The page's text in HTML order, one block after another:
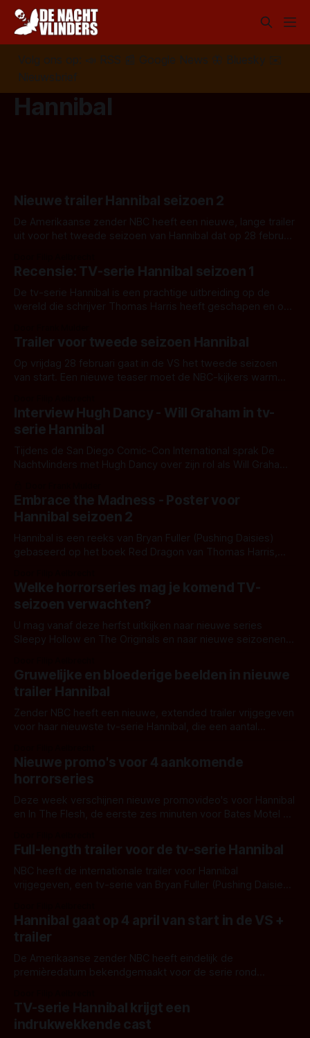
Volg ons op: 📣 RSS 📰 Google News 🦋 Bluesky
✉️
Nieuwsbrief
Hannibal
Nieuwe trailer Hannibal seizoen 2
De Amerikaanse zender NBC heeft een nieuwe, lange trailer
uit voor het tweede seizoen van Hannibal dat op 28 februari
Recensie: TV-serie Hannibal seizoen 1
De tv-serie Hannibal is een prachtige uitbreiding op de
wereld die schrijver Thomas Harris heeft geschapen en ook
Hannibal is CSI voor horrorliefhebbers.
Trailer voor tweede seizoen Hannibal
Op vrijdag 28 februari gaat in de VS het tweede seizoen
van start. Een nieuwe teaser moet de NBC-kijkers warm
Interview Hugh Dancy - Will Graham in tv-
serie Hannibal
Tijdens de San Diego Comic-Con International sprak De
Nachtvlinders met Hugh Dancy over zijn rol als Will Graham
Embrace the Madness - Poster voor
Hannibal seizoen 2
Hannibal is een reeks van Bryan Fuller (Pushing Daisies)
gebaseerd op het boek Red Dragon van Thomas Harris,
Welke horrorseries mag je komend TV-
seizoen verwachten?
U mag vanaf deze herfst uitkijken naar nieuwe series
Sleepy Hollow en The Originals en naar nieuwe seizoenen
Gruwelijke en bloederige beelden in nieuwe
trailer Hannibal
Zender NBC heeft een nieuwe, extended trailer vrijgegeven
voor haar nieuwste tv-serie Hannibal, die een aantal
Nieuwe promo's voor 4 aankomende
horrorseries
Deze week verschijnen nieuwe promovideo's voor Hannibal
en In The Flesh, de eerste zes minuten voor Bates Motel en
Full-length trailer voor de tv-serie Hannibal
NBC heeft de internationale trailer voor Hannibal
vrijgegeven, een tv-serie van Bryan Fuller (Pushing Daisies)
Hannibal gaat op 4 april van start in de VS +
trailer
De Amerikaanse zender NBC heeft eindelijk de
premièredatum bekendgemaakt voor de serie rond
TV-serie Hannibal krijgt een
indrukwekkende cast